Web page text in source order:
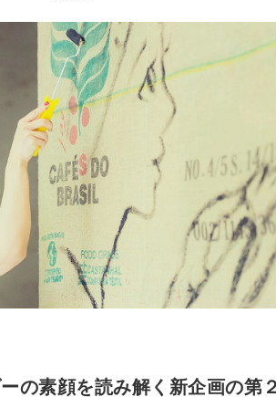
の素顔を読み解く新企画の第